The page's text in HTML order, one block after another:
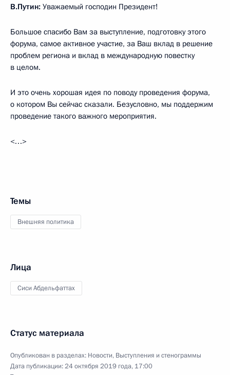
В.Путин: Уважаемый господин Президент!
Большое спасибо Вам за выступление, подготовку этого
форума, самое активное участие, за Ваш вклад в решение
проблем региона и вклад в международную повестку
в целом.
И это очень хорошая идея по поводу проведения форума,
о котором Вы сейчас сказали. Безусловно, мы поддержим
проведение такого важного мероприятия.
<…>
Темы
Внешняя политика
Лица
Сиси Абдельфаттах
Статус материала
Опубликован в разделах: Новости, Выступления и стенограммы
Дата публикации:24 октября 2019 года, 17:00